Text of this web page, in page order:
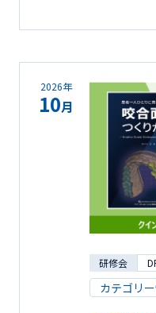
2026年
10月
研修会
カテゴリ